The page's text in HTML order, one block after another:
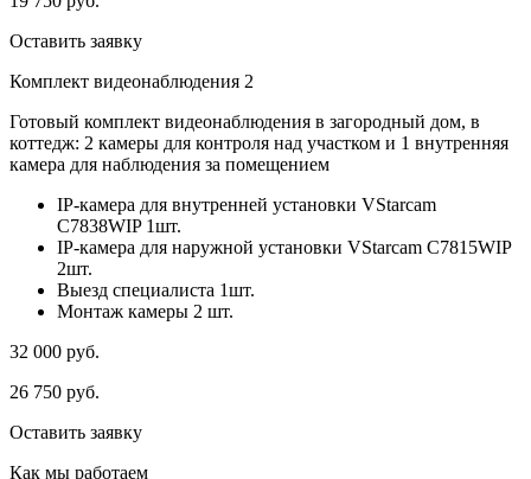
Оставить заявку
Комплект видеонаблюдения 2
Готовый комплект видеонаблюдения в загородный дом, в
коттедж: 2 камеры для контроля над участком и 1 внутренняя
камера для наблюдения за помещением
IP-камера для внутренней установки VStarcam
C7838WIP 1шт.
IP-камера для наружной установки VStarcam C7815WIP
2шт.
Выезд специалиста 1шт.
Монтаж камеры 2 шт.
32 000 руб.
26 750 руб.
Оставить заявку
Как мы работаем